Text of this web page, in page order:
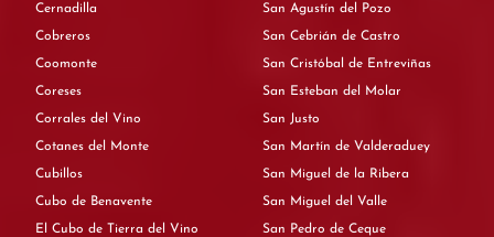
Cernadilla
Cobreros
Coomonte
Coreses
Corrales del Vino
Cotanes del Monte
Cubillos
Cubo de Benavente
El Cubo de Tierra del Vino
San Agustín del Pozo
San Cebrián de Castro
San Cristóbal de Entreviñas
San Esteban del Molar
San Justo
San Martín de Valderaduey
San Miguel de la Ribera
San Miguel del Valle
San Pedro de Ceque